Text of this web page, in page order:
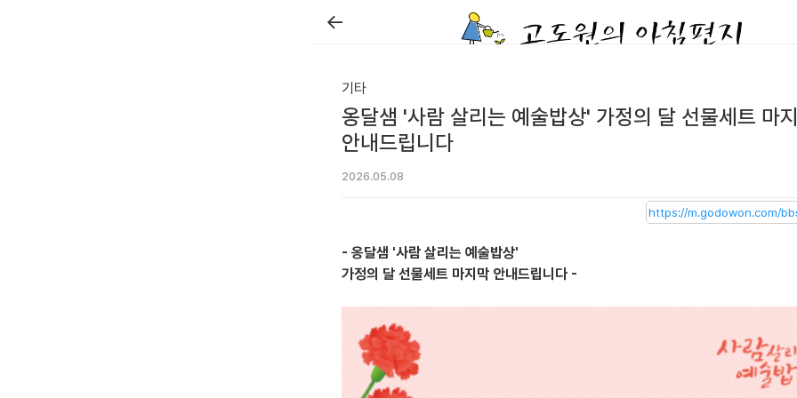
←
기타
옹달샘 '사람 살리는 예술밥상' 가정의 달 선물세트 마
안내드립니다
2026.05.08
- 옹달샘 '사람 살리는 예술밥상'
가정의 달 선물세트 마지막 안내드립니다 -